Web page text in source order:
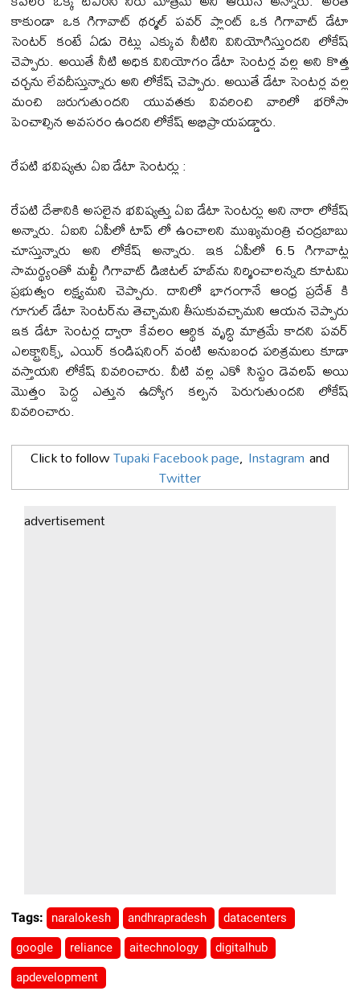
కాకుండా ఒక గిగావాట్ థర్మల్ పవర్ ప్లాంట్ ఒక గిగావాట్ డేటా
సెంటర్ కంటే ఏడు రెట్లు ఎక్కువ నీటిని వినియోగిస్తుందని లోకేష్
చెప్పారు. అయితే నీటి అధిక వినియోగం డేటా సెంటర్ల వల్ల అని కొత్త
చర్చను లేవదీస్తున్నారు అని లోకేష్ చెప్పారు. అయితే డేటా సెంటర్ల వల్ల
మంచి జరుగుతుందని యువతకు వివరించి వారిలో భరోసా
పెంచాల్సిన అవసరం ఉందని లోకేష్ అభిప్రాయపడ్డారు.
రేపటి భవిష్యతు ఏఐ డేటా సెంటర్లు :
రేపటి దేశానికి అసలైన భవిష్యత్తు ఏఐ డేటా సెంటర్లు అని నారా లోకేష్
అన్నారు. ఏఐని ఏపీలో టాప్ లో ఉంచాలని ముఖ్యమంత్రి చంద్రబాబు
చూస్తున్నారు అని లోకేష్ అన్నారు. ఇక ఏపీలో 6.5 గిగావాట్ల
సామర్థ్యంతో మల్టీ గిగావాట్ డిజిటల్ హబ్‌ను నిర్మించాలన్నది కూటమి
ప్రభుత్వం లక్ష్యమని చెప్పారు. దానిలో భాగంగానే ఆంధ్ర ప్రదేశ్ కి
గూగుల్ డేటా సెంటర్‌ను తెచ్చామని తీసుకువచ్చామని ఆయన చెప్పారు
ఇక డేటా సెంటర్ల ద్వారా కేవలం ఆర్థిక వృద్ధి మాత్రమే కాదని పవర్
ఎలక్ట్రానిక్స్, ఎయిర్ కండిషనింగ్ వంటి అనుబంధ పరిశ్రమలు కూడా
వస్తాయని లోకేష్ వివరించారు. వీటి వల్ల ఎకో సిస్టం డెవలప్ అయి
మొత్తం పెద్ద ఎత్తున ఉద్యోగ కల్పన పెరుగుతుందని లోకేష్
వివరించారు.
Click to followTupaki Facebook page, Instagram and
Twitter
advertisement
Tags: naralokesh andhrapradesh datacenters
google reliance aitechnology digitalhub
apdevelopment